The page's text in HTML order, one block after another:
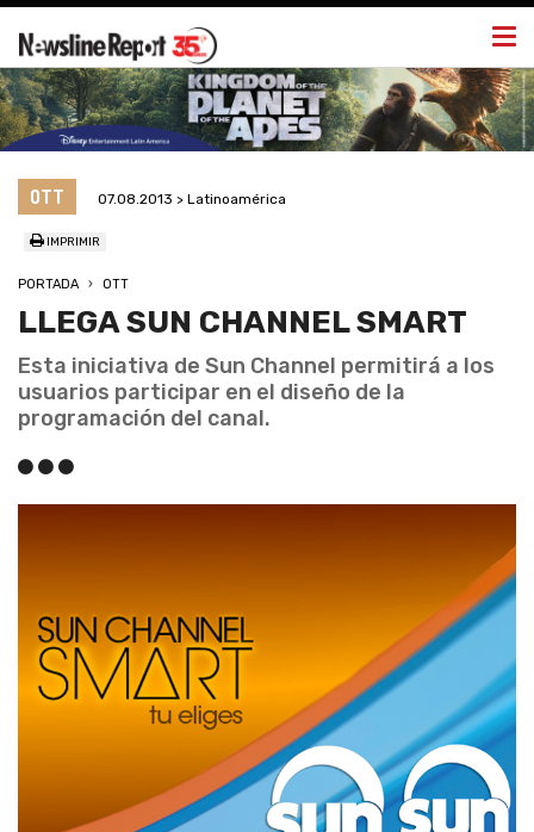
OTT 07.08.2013 > Latinoamérica
IMPRIMIR
PORTADA OTT
LLEGA SUN CHANNEL SMART
Esta iniciativa de Sun Channel permitirá a los
usuarios participar en el diseño de la
programación del canal.